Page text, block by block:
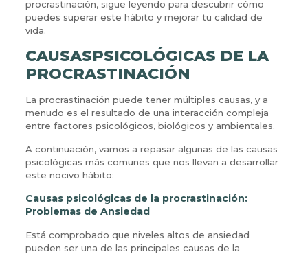
procrastinación, sigue leyendo para descubrir cómo
puedes superar este hábito y mejorar tu calidad de
vida.
CAUSASPSICOLÓGICAS DE LA
PROCRASTINACIÓN
La procrastinación puede tener múltiples causas, y a
menudo es el resultado de una interacción compleja
entre factores psicológicos, biológicos y ambientales.
A continuación, vamos a repasar algunas de las causas
psicológicas más comunes que nos llevan a desarrollar
este nocivo hábito:
Causas psicológicas de la procrastinación:
Problemas de Ansiedad
Está comprobado que niveles altos de ansiedad
pueden ser una de las principales causas de la